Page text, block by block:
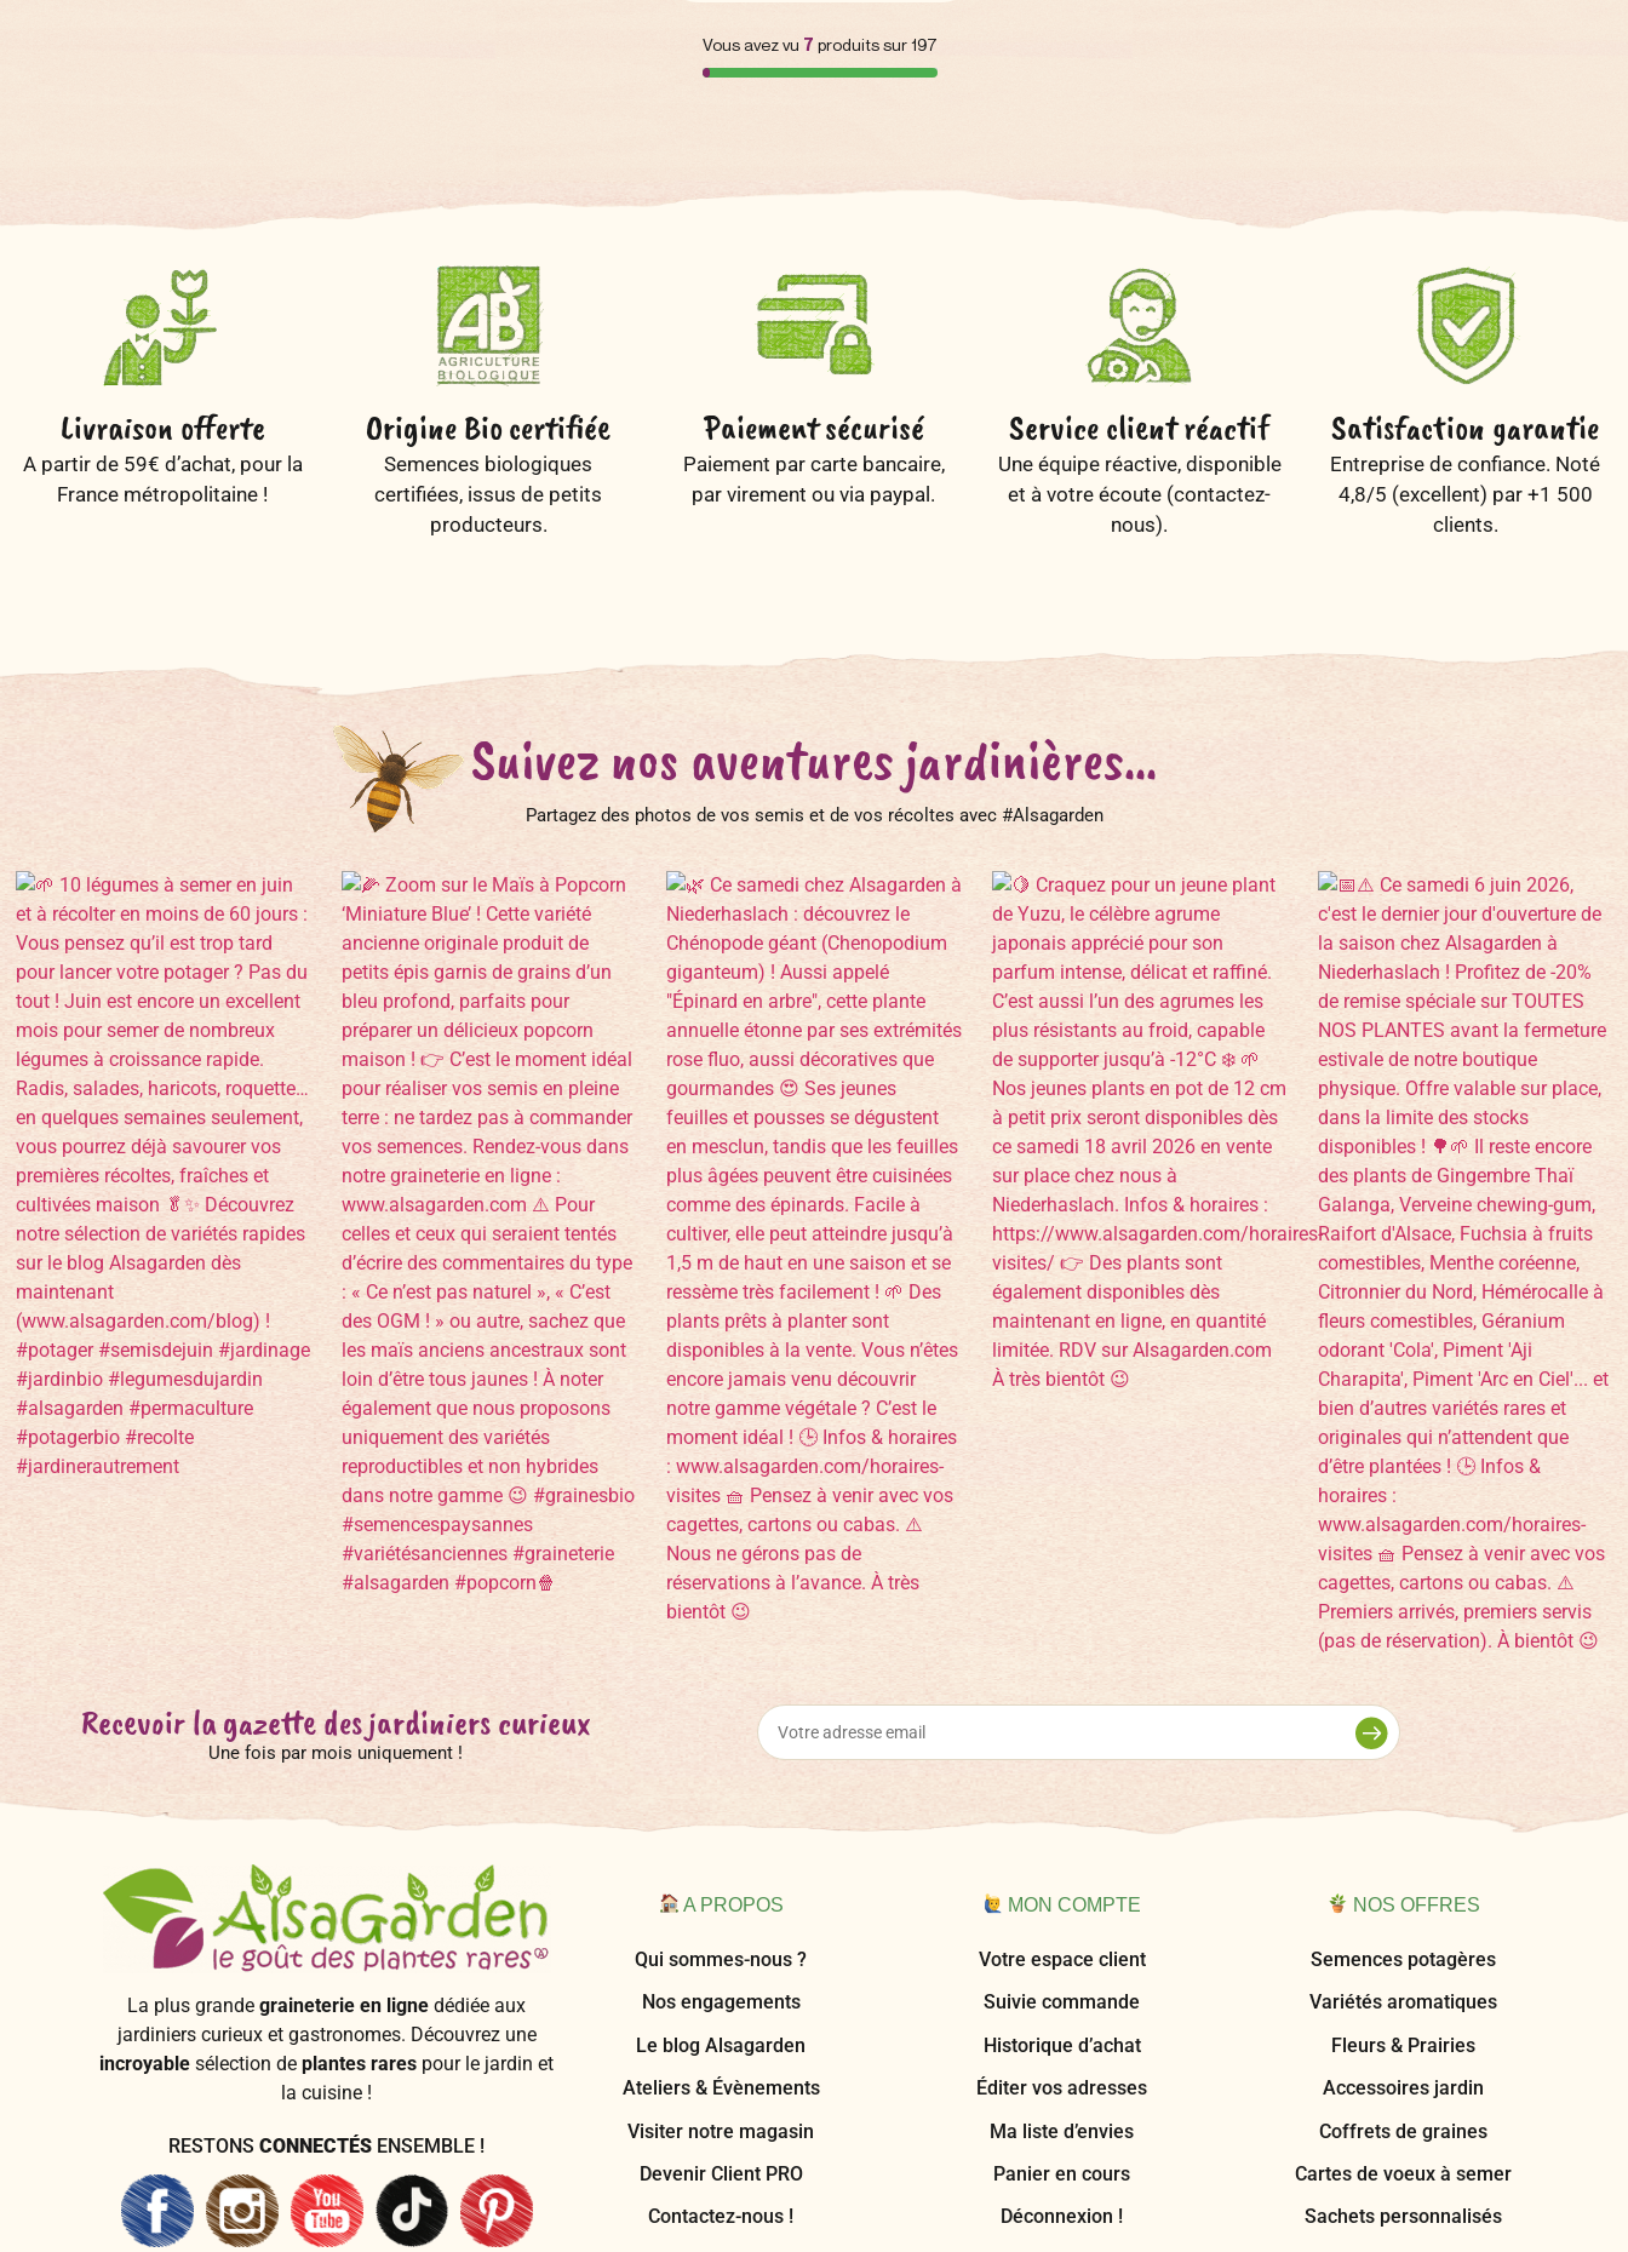
Vous avez vu 7 produits sur 197
Livraison offerte
A partir de 59€ d’achat, pour la
France métropolitaine !
Origine Bio certifiée
Semences biologiques
certifiées, issus de petits
producteurs.
Paiement sécurisé
Paiement par carte bancaire,
par virement ou via paypal.
Service client réactif
Une équipe réactive, disponible
et à votre écoute (contactez-
nous).
Satisfaction garantie
Entreprise de confiance. Noté
4,8/5 (excellent) par +1 500
clients.
Suivez nos aventures jardinières...
Partagez des photos de vos semis et de vos récoltes avec #Alsagarden
Recevoir la gazette des jardiniers curieux
Une fois par mois uniquement !
La plus grandegraineterie en ligne dédiée aux
jardiniers curieux et gastronomes. Découvrez une
incroyablesélection deplantes rares pour le jardin et
la cuisine !
RESTONS CONNECTÉS ENSEMBLE !
A PROPOS
Qui sommes-nous ?
Nos engagements
Le blog Alsagarden
Ateliers & Évènements
Visiter notre magasin
Devenir Client PRO
Contactez-nous !
MON COMPTE
Votre espace client
Suivie commande
Historique d’achat
Éditer vos adresses
Ma liste d’envies
Panier en cours
Déconnexion !
NOS OFFRES
Semences potagères
Variétés aromatiques
Fleurs & Prairies
Accessoires jardin
Coffrets de graines
Cartes de voeux à semer
Sachets personnalisés